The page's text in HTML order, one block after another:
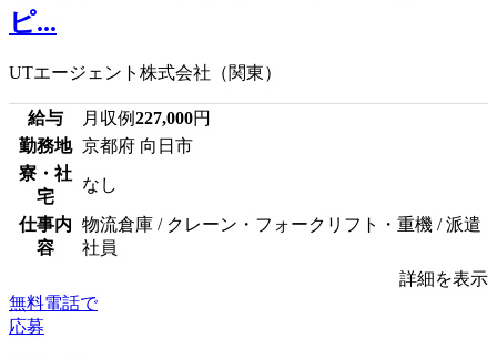
ピ...
UTエージェント株式会社（関東）
給与 月収例227,000円
勤務地 京都府 向日市
寮・社
宅
なし
仕事内
容
物流倉庫 / クレーン・フォークリフト・重機 / 派遣
社員
詳細を表示
無料電話で
応募